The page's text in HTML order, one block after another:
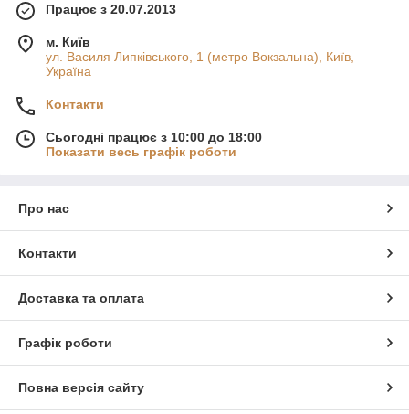
Працює з 20.07.2013
м. Київ
ул. Василя Липківського, 1 (метро Вокзальна), Київ,
Україна
Контакти
Сьогодні працює з 10:00 до 18:00
Показати весь графік роботи
Про нас
Контакти
Доставка та оплата
Графік роботи
Повна версія сайту